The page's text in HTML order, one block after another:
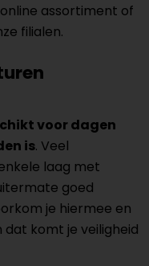
assortiment of
filialen.
voor dagen
is. Veel
laag met
goed
je hiermee en
dat komt je veiligheid